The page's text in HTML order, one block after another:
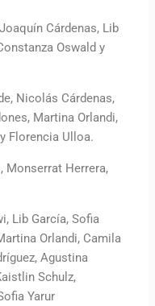
Cárdenas, Lib
Oswald y
Nicolás Cárdenas,
Martina Orlandi,
Florencia Ulloa.
Monserrat Herrera,
Lib García, Sofia
Orlandi, Camila
Agustina
Schulz,
Yarur